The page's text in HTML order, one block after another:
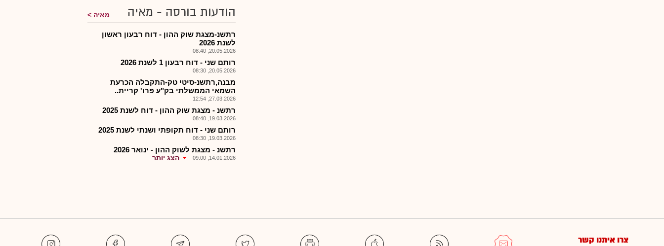
הודעות בורסה - מאיה מאיה
רתשנ-מצגת שוק ההון - דוח רבעון ראשון
לשנת 2026
20.05.2026, 08:40
רותם שני - דוח רבעון 1 לשנת 2026
20.05.2026, 08:30
מבנה,רתשנ-סיטי טק-התקבלה הכרעת
השמאי הממשלתי בק"ע פרו' קריית..
27.03.2026, 12:54
רתשנ - מצגת שוק ההון - דוח לשנת 2025
19.03.2026, 08:40
רותם שני - דוח תקופתי ושנתי לשנת 2025
19.03.2026, 08:30
רתשנ - מצגת לשוק ההון - ינואר 2026
14.01.2026, 09:00 הצג יותר
צרו איתנו קשר